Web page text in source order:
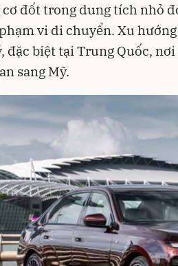
cơ đốt trong dung tích nhỏ
vi di chuyển. Xu
đặc biệt tại Trung Quốc,
sang Mỹ.